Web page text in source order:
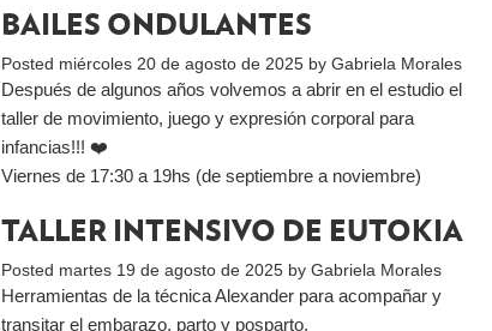
BAILES ONDULANTES
Posted miércoles 20 de agosto de 2025by Gabriela Morales
Después de algunos años volvemos a abrir en el estudio el
taller de movimiento, juego y expresión corporal para
infancias!!! ❤️
Viernes de 17:30 a 19hs (de septiembre a noviembre)
TALLER INTENSIVO DE EUTOKIA
Posted martes 19 de agosto de 2025by Gabriela Morales
Herramientas de la técnica Alexander para acompañar y
transitar el embarazo, parto y posparto.